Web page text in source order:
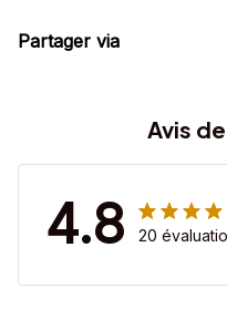
Partager via
Avis
4.8 20